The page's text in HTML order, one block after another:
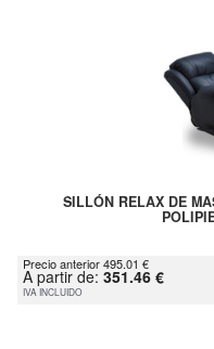
SILLÓN RELAX DE
Precio anterior 495.01 €
A partir de: 351.46 €
IVA INCLUIDO